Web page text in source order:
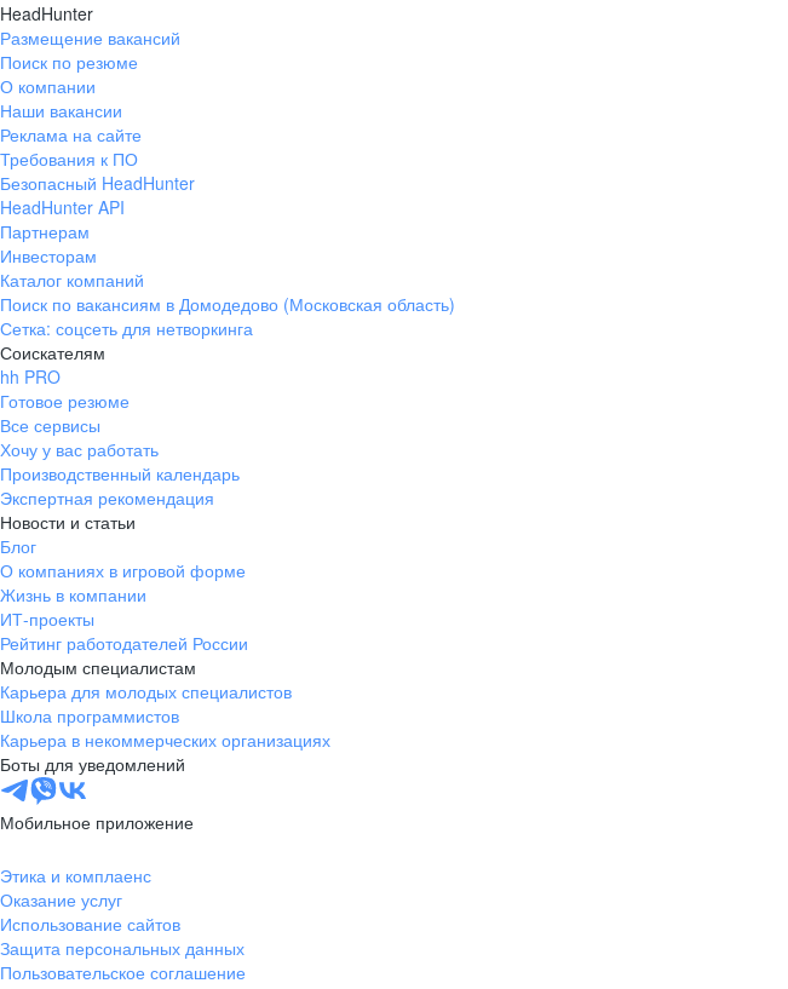
HeadHunter
Размещение вакансий
Поиск по резюме
О компании
Наши вакансии
Реклама на сайте
Требования к ПО
Безопасный HeadHunter
HeadHunter API
Партнерам
Инвесторам
Каталог компаний
Поиск по вакансиям в Домодедово (Московская область)
Сетка: соцсеть для нетворкинга
Соискателям
hh PRO
Готовое резюме
Все сервисы
Хочу у вас работать
Производственный календарь
Экспертная рекомендация
Новости и статьи
Блог
О компаниях в игровой форме
Жизнь в компании
ИТ-проекты
Рейтинг работодателей России
Молодым специалистам
Карьера для молодых специалистов
Школа программистов
Карьера в некоммерческих организациях
Боты для уведомлений
Мобильное приложение
Этика и комплаенс
Оказание услуг
Использование сайтов
Защита персональных данных
Пользовательское соглашение